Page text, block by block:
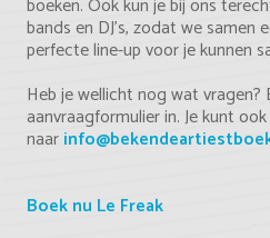
boeken. Ook kun je bij ons
bands en DJ's, zodat we samen
perfecte line-up voor je kunnen
Heb je wellicht nog wat
aanvraagformulier in. Je kunt
naar
Boek nu Le Freak